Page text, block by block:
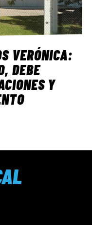
VERÓNICA:
DEBE
Y